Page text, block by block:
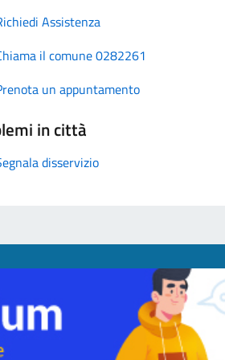
Assistenza
il comune 0282261
un appuntamento
in città
disservizio